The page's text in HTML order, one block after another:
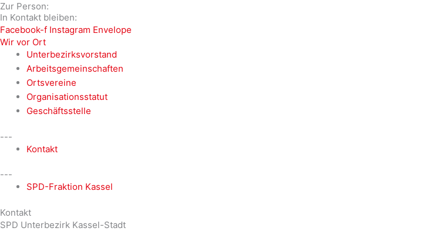
Zur Person:
In Kontakt bleiben:
Facebook-f Instagram Envelope
Wir vor Ort
Unterbezirksvorstand
Arbeitsgemeinschaften
Ortsvereine
Organisationsstatut
Geschäftsstelle
---
Kontakt
---
SPD-Fraktion Kassel
Kontakt
SPD Unterbezirk Kassel-Stadt